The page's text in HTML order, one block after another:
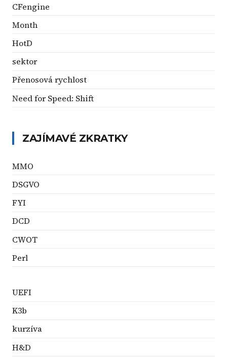
CFengine
Month
HotD
sektor
Přenosová rychlost
Need for Speed: Shift
ZAJÍMAVÉ ZKRATKY
MMO
DSGVO
FYI
DCD
CWOT
Perl
UEFI
K3b
kurzíva
H&D